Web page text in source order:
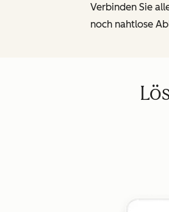
Verbinden Sie
noch nahtlose